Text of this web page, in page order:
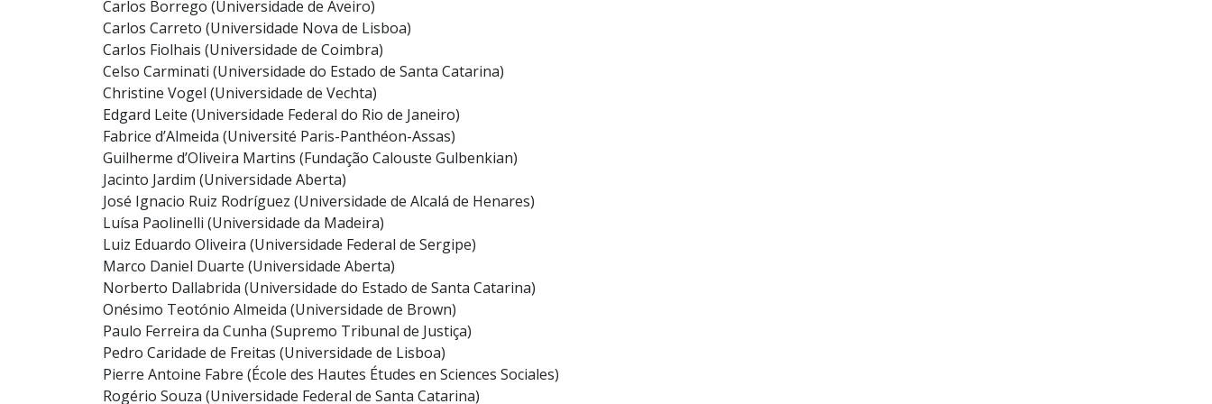
Carlos Borrego (Universidade de Aveiro)
Carlos Carreto (Universidade Nova de Lisboa)
Carlos Fiolhais (Universidade de Coimbra)
Celso Carminati (Universidade do Estado de Santa Catarina)
Christine Vogel (Universidade de Vechta)
Edgard Leite (Universidade Federal do Rio de Janeiro)
Fabrice d’Almeida (Université Paris-Panthéon-Assas)
Guilherme d’Oliveira Martins (Fundação Calouste Gulbenkian)
Jacinto Jardim (Universidade Aberta)
José Ignacio Ruiz Rodríguez (Universidade de Alcalá de Henares)
Luísa Paolinelli (Universidade da Madeira)
Luiz Eduardo Oliveira (Universidade Federal de Sergipe)
Marco Daniel Duarte (Universidade Aberta)
Norberto Dallabrida (Universidade do Estado de Santa Catarina)
Onésimo Teotónio Almeida (Universidade de Brown)
Paulo Ferreira da Cunha (Supremo Tribunal de Justiça)
Pedro Caridade de Freitas (Universidade de Lisboa)
Pierre Antoine Fabre (École des Hautes Études en Sciences Sociales)
Rogério Souza (Universidade Federal de Santa Catarina)